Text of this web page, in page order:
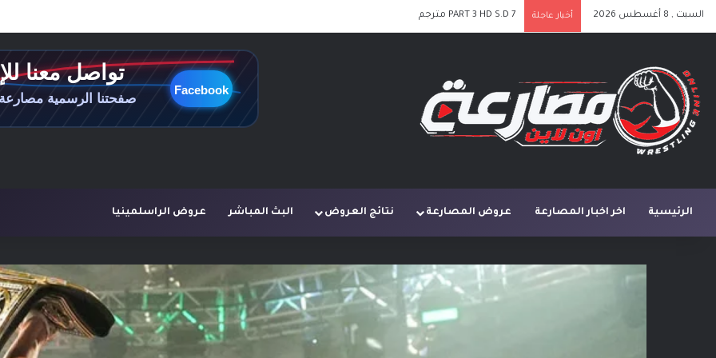
السبت , 8 أغسطس 2026 أخبار عاجلة PART 2 HD S.D 7 مترجم
الرئيسية اخر اخبار المصارعة عروض المصارعة نتائج العروض البث المباشر عروض الراسلمينيا